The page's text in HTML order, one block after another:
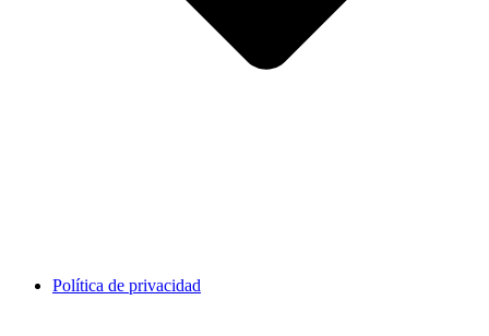
Política de privacidad